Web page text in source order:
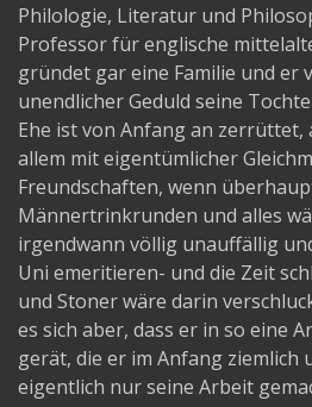
Philologie, Literatur und
Professor für englische
gründet gar eine Familie und er
unendlicher Geduld seine
Ehe ist von Anfang an
allem mit eigentümlicher
Freundschaften, wenn
Männertrinkrunden und alles
irgendwann völlig unauffällig
Uni emeritieren- und die Zeit
und Stoner wäre darin
es sich aber, dass er in so eine
gerät, die er im Anfang ziemlich
eigentlich nur seine Arbeit